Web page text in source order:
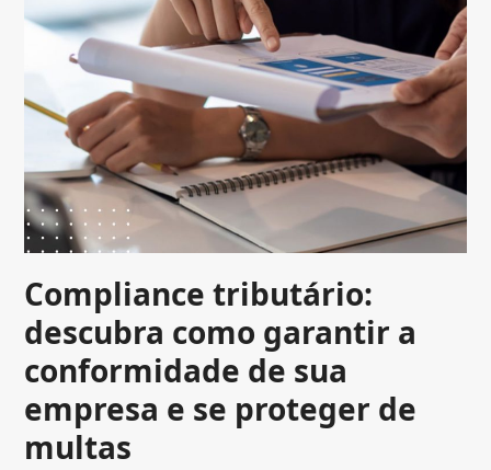
Compliance tributário:
descubra como garantir a
conformidade de sua
empresa e se proteger de
multas